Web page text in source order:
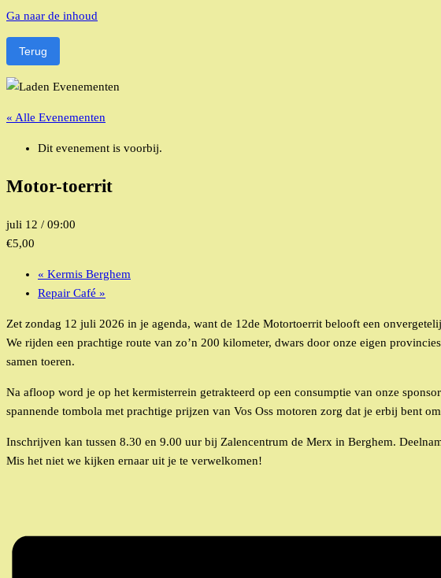
Ga naar de inhoud
Terug
« Alle Evenementen
Dit evenement is voorbij.
Motor-toerrit
juli 12 / 09:00
€5,00
« Kermis Berghem
Repair Café »
Zet zondag 12 juli 2026 in je agenda, want de 12de Motortoerrit belooft een
We rijden een prachtige route van zo’n 200 kilometer, dwars door onze eigen
samen toeren.
Na afloop word je op het kermisterrein getrakteerd op een consumptie van onze
spannende tombola met prachtige prijzen van Vos Oss motoren zorg dat je erbij bent
Inschrijven kan tussen 8.30 en 9.00 uur bij Zalencentrum de Merx in Berghem.
Mis het niet we kijken ernaar uit je te verwelkomen!